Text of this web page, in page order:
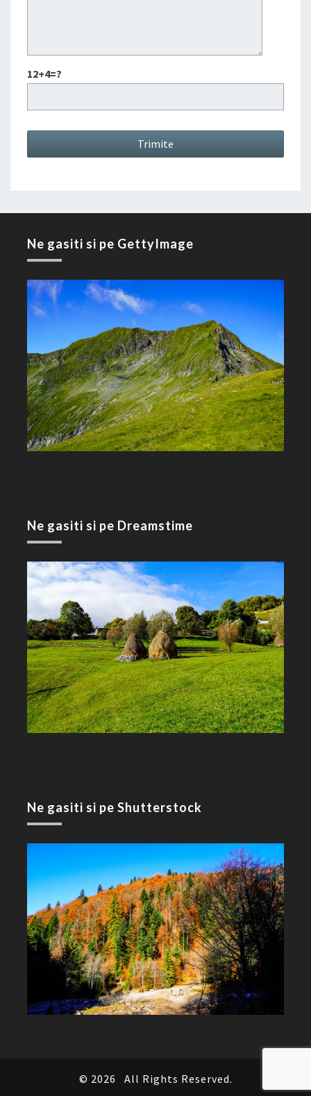
12+4=?
Ne gasiti si pe GettyImage
Ne gasiti si pe Dreamstime
Ne gasiti si pe Shutterstock
© 2026 All Rights Reserved.